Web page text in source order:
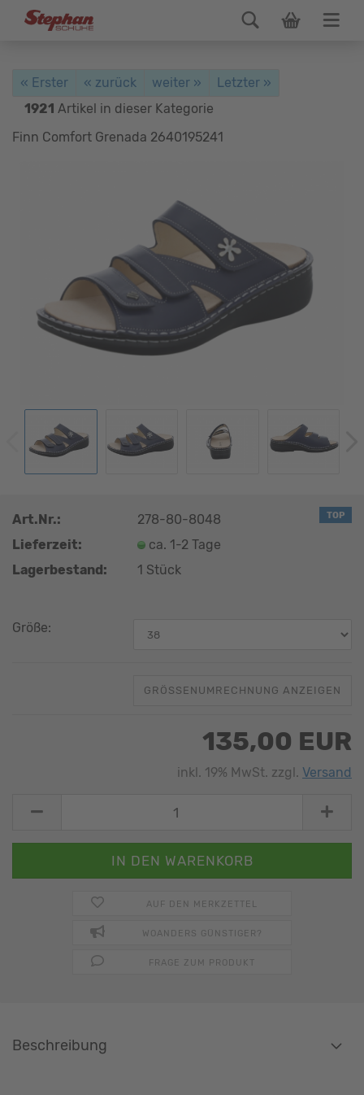
« Erster « zurück weiter »
Letzter »
1921 Artikel in dieser Kategorie
Finn Comfort Grenada 2640195241
TOP
Art.Nr.:
278-80-8048
Lieferzeit:
ca. 1-2 Tage
Lagerbestand:
1 Stück
Größe:
GRÖSSENUMRECHNUNG ANZEIGEN
135,00 EUR
inkl. 19% MwSt. zzgl. Versand
AUF DEN MERKZETTEL
WOANDERS GÜNSTIGER?
FRAGE ZUM PRODUKT
Beschreibung